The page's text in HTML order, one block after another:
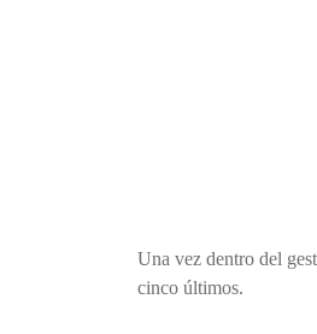
Una vez dentro del
cinco últimos.